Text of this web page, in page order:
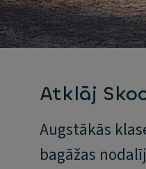
Atklāj
Augstākās
bagāžas